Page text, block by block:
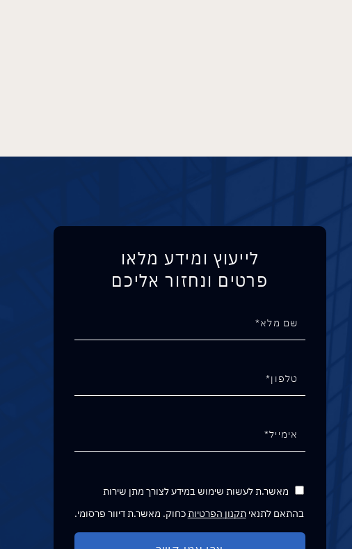
לייעוץ ומידע מלאו
פרטים ונחזור אליכם
מאשר.ת לעשות שימוש במידע לצורך מתן שירות
בהתאם לתנאיתקנון הפרטיות כחוק. מאשר.ת דיוור פרסומי.